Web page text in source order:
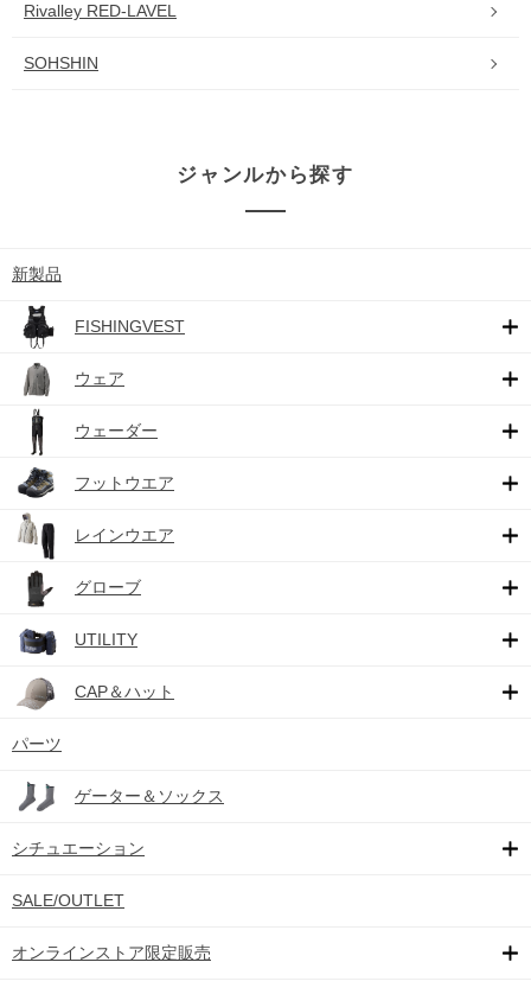
Rivalley RED-LAVEL
SOHSHIN
ジャンルから探す
新製品
FISHINGVEST
ウェア
ウェーダー
フットウエア
レインウエア
グローブ
UTILITY
CAP＆ハット
パーツ
ゲーター＆ソックス
シチュエーション
SALE/OUTLET
オンラインストア限定販売